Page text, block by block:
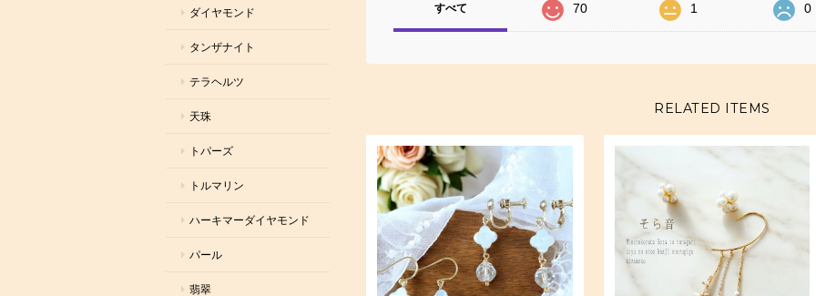
すべて 70 1 0
RELATED ITEMS
ダイヤモンド
タンザナイト
テラヘルツ
天珠
トパーズ
トルマリン
ハーキマーダイヤモンド
パール
翡翠